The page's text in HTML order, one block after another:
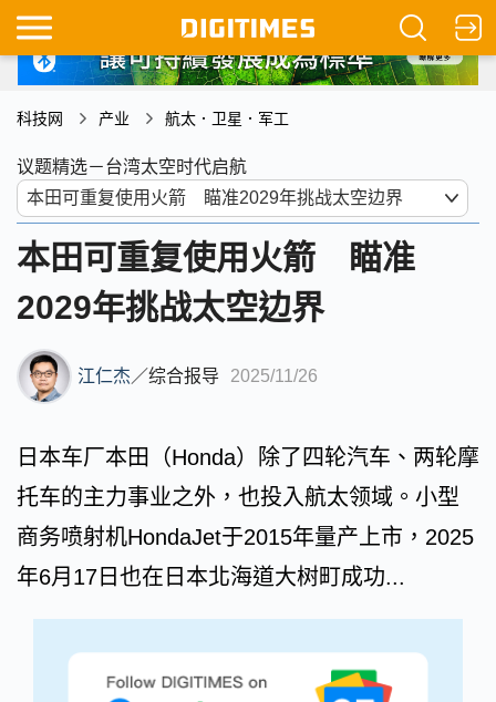
科技网 产业 航太．卫星．军工
议题精选－台湾太空时代启航
本田可重复使用火箭 瞄准
2029年挑战太空边界
江仁杰／综合报导 2025/11/26
日本车厂本田（Honda）除了四轮汽车、两轮摩
托车的主力事业之外，也投入航太领域。小型
商务喷射机HondaJet于2015年量产上市，2025
年6月17日也在日本北海道大树町成功...